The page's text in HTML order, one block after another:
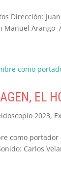
Dirección:
Manuel Arango
EL
2023,
como
Carlos